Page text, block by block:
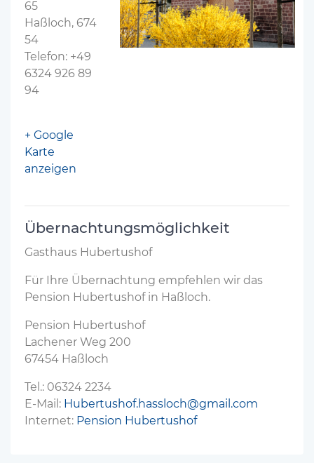
65
Haßloch, 674
54
Telefon: +49
6324 926 89
94
+ Google
Karte
anzeigen
Übernachtungsmöglichkeit
Gasthaus Hubertushof
Für Ihre Übernachtung empfehlen wir das
Pension Hubertushof in Haßloch.
Pension Hubertushof
Lachener Weg 200
67454 Haßloch
Tel.: 06324 2234
E-Mail: Hubertushof.hassloch@gmail.com
Internet: Pension Hubertushof